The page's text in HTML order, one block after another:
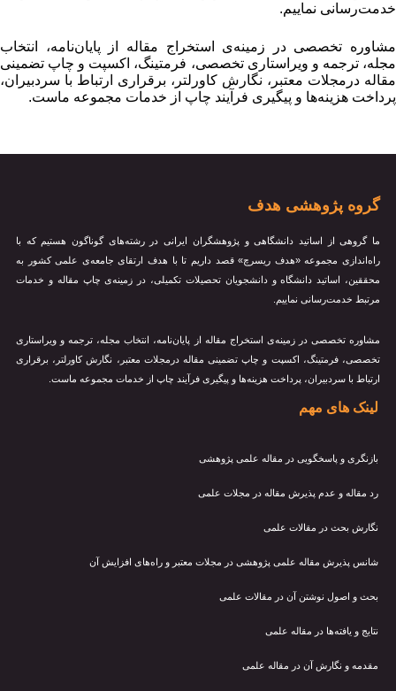
خدمت‌رسانی نماییم.
مشاوره تخصصی در زمینه‌ی استخراج مقاله از پایان‌نامه، انتخاب
مجله، ترجمه و ویراستاری تخصصی، فرمتینگ، اکسپت و چاپ تضمینی
مقاله درمجلات معتبر، نگارش کاورلتر، برقراری ارتباط با سردبیران،
پرداخت هزینه‌ها و پیگیری فرآیند چاپ از خدمات مجموعه ماست.
گروه پژوهشی هدف
ما گروهی از اساتید دانشگاهی و پژوهشگران ایرانی در رشته‌های گوناگون هستیم که با
راه‌اندازی مجموعه «هدف ریسرچ» قصد داریم تا با هدف ارتقای جامعه‌ی علمی کشور به
محققین، اساتید دانشگاه و دانشجویان تحصیلات تکمیلی، در زمینه‌ی چاپ مقاله و خدمات
مرتبط خدمت‌رسانی نماییم.
مشاوره تخصصی در زمینه‌ی استخراج مقاله از پایان‌نامه، انتخاب مجله، ترجمه و ویراستاری
تخصصی، فرمتینگ، اکسپت و چاپ تضمینی مقاله درمجلات معتبر، نگارش کاورلتر، برقراری
ارتباط با سردبیران، پرداخت هزینه‌ها و پیگیری فرآیند چاپ از خدمات مجموعه ماست.
لینک های مهم
بازنگری و پاسخگویی در مقاله علمی پژوهشی
رد مقاله و عدم پذیرش مقاله در مجلات علمی
نگارش بحث در مقالات علمی
شانس پذیرش مقاله علمی پژوهشی در مجلات معتبر و راه‌های افزایش آن
بحث و اصول نوشتن آن در مقالات علمی
نتایج و یافته‌ها در مقاله علمی
مقدمه و نگارش آن در مقاله علمی